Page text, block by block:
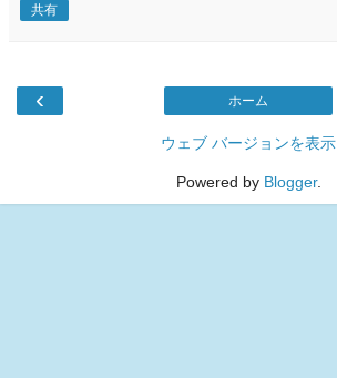
共有
‹ ホーム
ウェブ バージョンを表示
Powered by Blogger.